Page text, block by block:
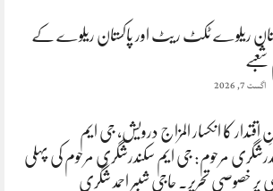
ریلوے ٹکٹ ریٹ اور پاکستان ریلوے کے
شعبے
اگست 7, 2026
اقتدار کا انکسار المزاج درویش، جی ایم
مرحوم: جی ایم سکندرشگری مرحوم کی پہلی
پر خصوصی تحریر. حاجی شبیر احمد شگری